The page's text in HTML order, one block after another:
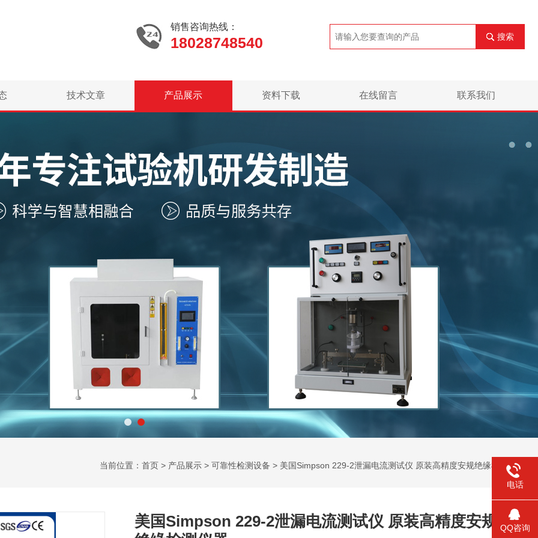
销售咨询热线：
18028748540 搜索
技术文章 产品展示 资料下载 在线留言 联系我们
当前位置： 首页 > 产品展示 > 可靠性检测设备 > 美国Simpson 229-2泄漏电流测试仪 原装高精度安规绝缘检测仪器
美国Simpson 229-2泄漏电流测试仪 原装高精度安规
电话
QQ咨询